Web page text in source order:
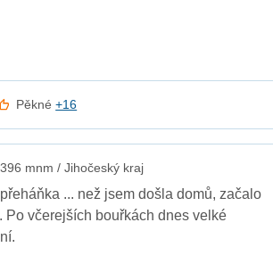
Pěkné+16
396 mnm / Jihočeský kraj
... než jsem došla domů, začalo
Po včerejších bouřkách dnes velké